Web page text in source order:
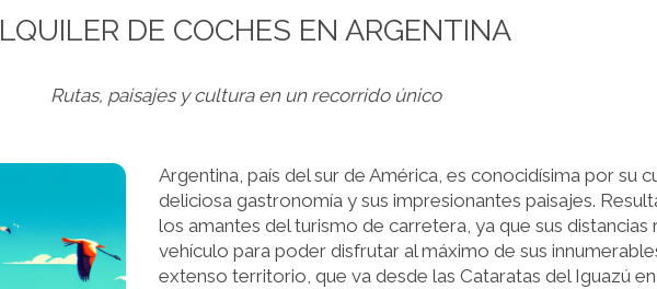
DE COCHES EN ARGENTINA
Rutas, paisajes y cultura en un recorrido único
Argentina, país del sur de América, es conocidísima por su
deliciosa gastronomía y sus impresionantes paisajes.
los amantes del turismo de carretera, ya que sus distancias
vehículo para poder disfrutar al máximo de sus
extenso territorio, que va desde las Cataratas del Iguazú